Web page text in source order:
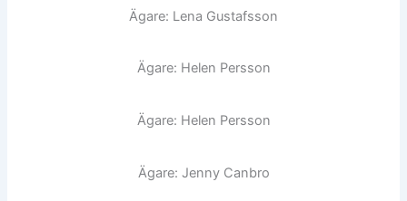
Ägare: Lena Gustafsson
Ägare: Helen Persson
Ägare: Helen Persson
Ägare: Jenny Canbro